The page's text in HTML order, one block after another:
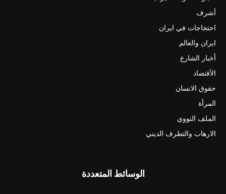
أشرف
احتجاجات في ايران
ايران والعالم
أخبار الشارع
الأقتصاد
حقوق الانسان
المرأة
الملف النووي
الارهاب والتطرف الديني
الوسائط المتعددة